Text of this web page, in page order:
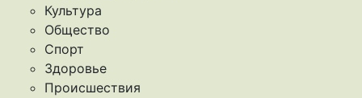
Культура
Общество
Спорт
Здоровье
Происшествия